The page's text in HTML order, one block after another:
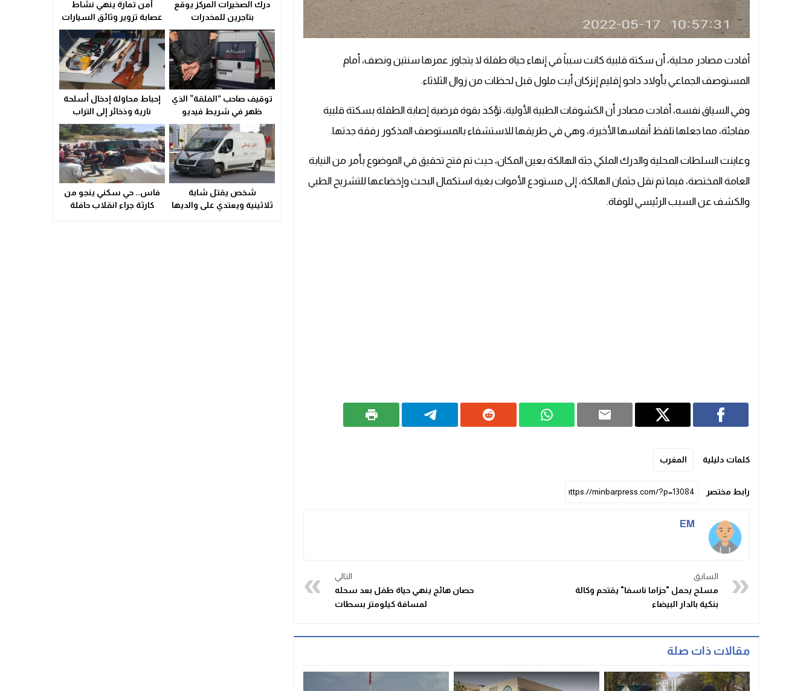
أفادت مصادر محلية، أن سكتة قلبية كانت سبباً في إنهاء حياة طفلة لا يتجاوز عمرها سنتين ونصف، أمام
المستوصف الجماعي بأولاد داحو إقليم إنزكان أيت ملول قبل لحظات من زوال الثلاثاء.
وفي السياق نفسه، أفادت مصادر أن الكشوفات الطبية الأولية، تؤكد بقوة فرضية إصابة الطفلة بسكتة قلبية
مفاجئة، مما جعلها تلفظ أنفاسها الأخيرة، وهي في طريقها للاستشفاء بالمستوصف المذكور رفقة جدتها.
وعاينت السلطات المحلية والدرك الملكي جثة الهالكة بعين المكان، حيث تم فتح تحقيق في الموضوع بأمر من النيابة
العامة المختصة، فيما تم نقل جثمان الهالكة، إلى مستودع الأموات بغية استكمال البحث وإخضاعها للتشريح الطبي
والكشف عن السبب الرئيسي للوفاة.
كلمات دليلية المغرب
رابط مختصر
EM
السابق
مسلح يحمل "حزاما ناسفا" يقتحم وكالة
بنكية بالدار البيضاء
التالي
حصان هائج ينهي حياة طفل بعد سحله
لمسافة كيلومتر بسطات
مقالات ذات صلة
21:02 ولاية أمن وجدة تُقرب خدمات بطاقة التعريف الوطنية من سكان
23:31 سوء التدبير و التسيير في القطاع الصحي المحلي يشعل التوتر
درك الصخيرات المركز يوقع
بتاجرين للمخدرات
أمن تمارة ينهي نشاط
عصابة تزوير وثائق السيارات
توقيف صاحب “الفلقة” الذي
ظهر في شريط فيديو
إحباط محاولة إدخال أسلحة
نارية وذخائر إلى التراب
الوطني
شخص يقتل شابة
ثلاثينية ويعتدي على والديها
فاس.. حي سكني ينجو من
كارثة جراء انقلاب حافلة